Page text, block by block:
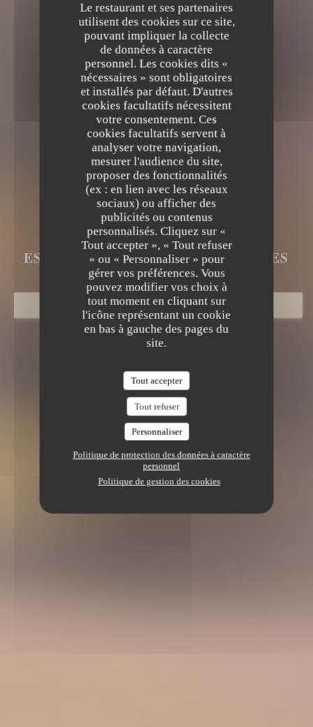
Le restaurant et ses partenaires
utilisent des cookies sur ce site,
pouvant impliquer la collecte
de données à caractère
personnel. Les cookies dits «
nécessaires » sont obligatoires
et installés par défaut. D'autres
cookies facultatifs nécessitent
votre consentement. Ces
cookies facultatifs servent à
analyser votre navigation,
mesurer l'audience du site,
proposer des fonctionnalités
(ex : en lien avec les réseaux
sociaux) ou afficher des
publicités ou contenus
personnalisés. Cliquez sur «
Tout accepter », « Tout refuser
» ou « Personnaliser » pour
gérer vos préférences. Vous
pouvez modifier vos choix à
tout moment en cliquant sur
l'icône représentant un cookie
en bas à gauche des pages du
site.
Tout accepter
Tout refuser
Personnaliser
Politique de protection des données à caractère
personnel
Politique de gestion des cookies
LE BRUEGEL
LE BRUEGEL
ESTAMINET FLAMAND|BERGUES
RÉSERVER